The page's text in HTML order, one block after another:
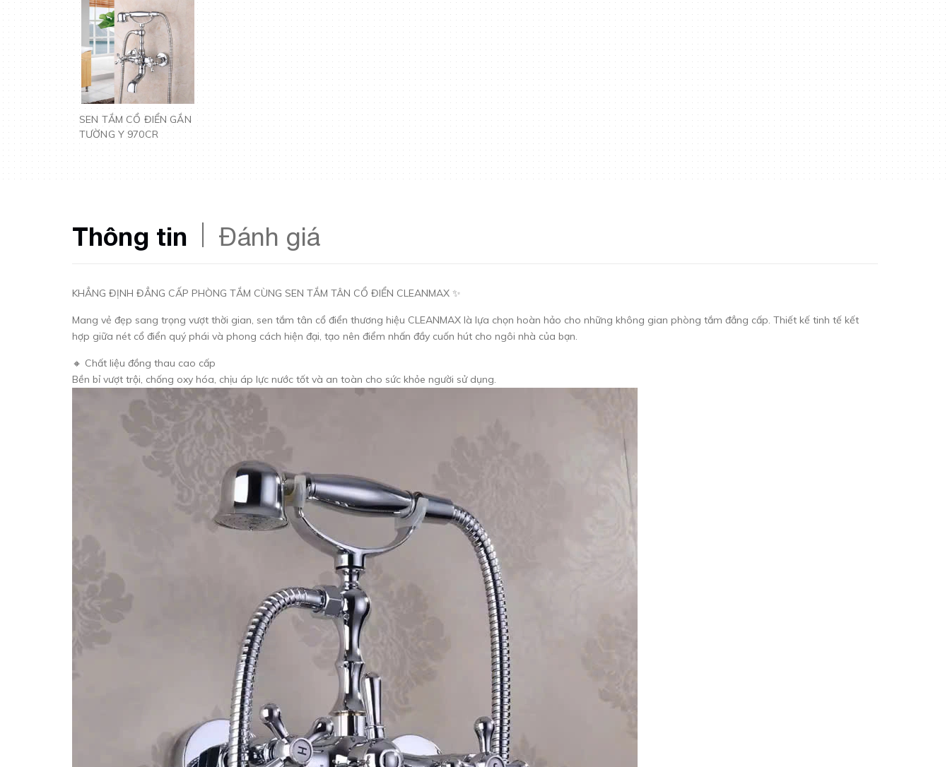
SEN TẮM CỔ ĐIỂN GẮN
TƯỜNG Y 970CR
Thông tin Đánh giá
KHẲNG ĐỊNH ĐẲNG CẤP PHÒNG TẮM CÙNG SEN TẮM TÂN CỔ ĐIỂN CLEANMAX ✨
Mang vẻ đẹp sang trọng vượt thời gian, sen tắm tân cổ điển thương hiệu CLEANMAX là lựa chọn hoàn hảo cho những không gian phòng tắm đẳng cấp. Thiết kế tinh tế kết
hợp giữa nét cổ điển quý phái và phong cách hiện đại, tạo nên điểm nhấn đầy cuốn hút cho ngôi nhà của bạn.
🔸 Chất liệu đồng thau cao cấp
Bền bỉ vượt trội, chống oxy hóa, chịu áp lực nước tốt và an toàn cho sức khỏe người sử dụng.